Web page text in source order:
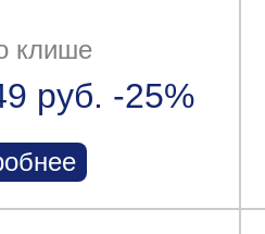
клише
руб. -25%